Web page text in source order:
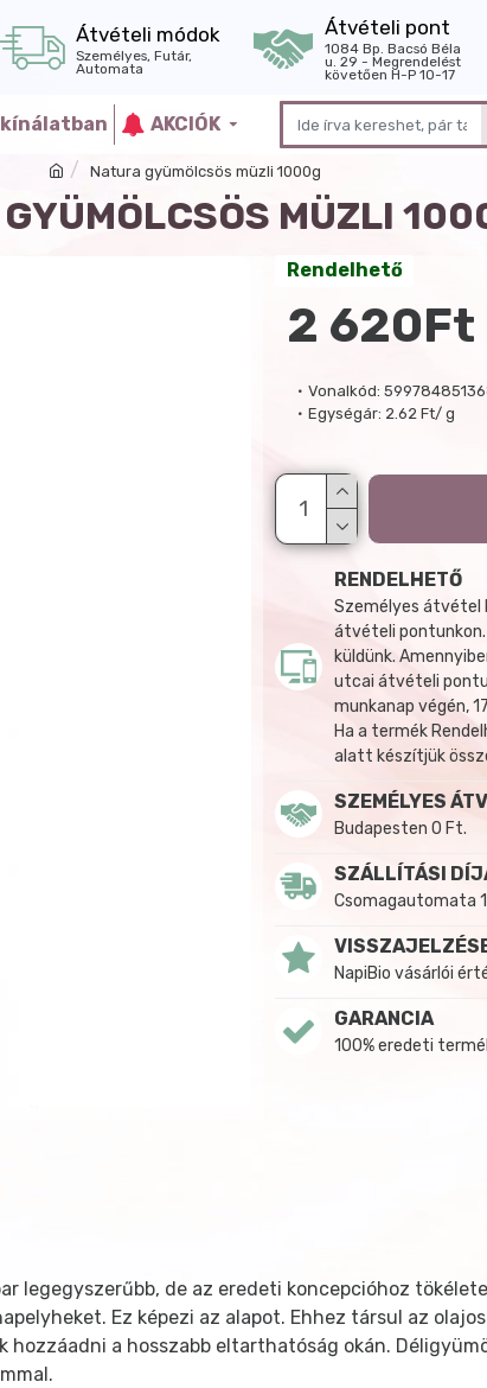
Átvételi módok
Személyes, Futár,
Automata
Átvételi pont
1084 Bp. Bacsó Béla
u. 29 - Megrendelést
követően H-P 10-17
AKCIÓK
Natura gyümölcsös müzli 1000g
MÜZLI
Vonalkód:
Egységár: 2.62 Ft/ g
Rendelhető
2 620Ft
RENDELHETŐ
Személyes átvétel
átvételi
küldünk.
utcai átvételi
munkanap végén,
Ha a termék
alatt készítjük
SZEMÉLYES
Budapesten 0 Ft.
SZÁLLÍTÁSI
Csomagautomata
NapiBio vásárlói
GARANCIA
100% eredeti
legegyszerűbb, de az eredeti koncepcióhoz
Ez képezi az alapot. Ehhez társul az
a hosszabb eltarthatóság okán.